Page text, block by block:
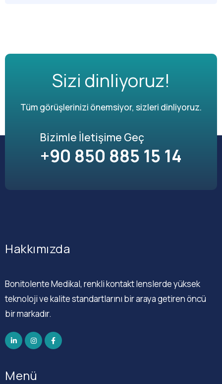
Sizi dinliyoruz!
Tüm görüşlerinizi önemsiyor, sizleri dinliyoruz.
Bizimle İletişime Geç
+90 850 885 15 14
Hakkımızda
Bonitolente Medikal, renkli kontakt lenslerde yüksek
teknoloji ve kalite standartlarını bir araya getiren öncü
bir markadır.
Menü